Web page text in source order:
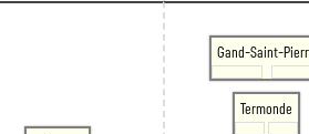
Gand-Saint-
Termonde